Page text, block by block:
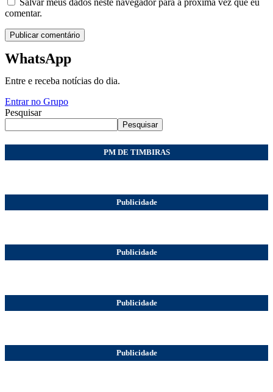
comentar.
WhatsApp
Entre e receba notícias do dia.
Entrar no Grupo
Pesquisar
Pesquisar
PM DE TIMBIRAS
Publicidade
Publicidade
Publicidade
Publicidade